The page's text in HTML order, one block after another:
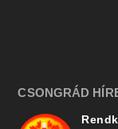
CSONGRÁD